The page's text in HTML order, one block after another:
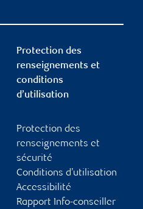
Protection des
renseignements et
conditions
d’utilisation
Protection des
renseignements et
sécurité
Conditions d’utilisation
Accessibilité
Rapport Info-conseiller